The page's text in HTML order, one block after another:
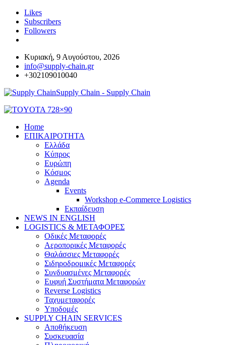
Likes
Subscribers
Followers
Κυριακή, 9 Αυγούστου, 2026
info@supply-chain.gr
+302109010040
Supply Chain - Supply Chain
Home
ΕΠΙΚΑΙΡΟΤΗΤΑ
Ελλάδα
Κύπρος
Ευρώπη
Κόσμος
Agenda
Events
Workshop e-Commerce Logistics
Εκπαίδευση
NEWS IN ENGLISH
LOGISTICS & ΜΕΤΑΦΟΡΕΣ
Οδικές Μεταφορές
Αεροπορικές Μεταφορές
Θαλάσσιες Μεταφορές
Σιδηροδρομικές Μεταφορές
Συνδυασμένες Μεταφορές
Ευφυή Συστήματα Μεταφορών
Reverse Logistics
Ταχυμεταφορές
Υποδομές
SUPPLY CHAIN SERVICES
Αποθήκευση
Συσκευασία